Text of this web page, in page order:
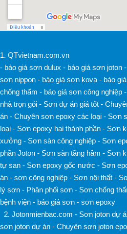
1. QTvietnam.com.vn
- báo giá sơn dulux - báo giá sơn joton -
sơn nippon - báo giá sơn kova - báo
chống thấm - báo giá sơn công nghiệp -
nhà trọn gói - Sơn dự án giá tốt -
án - Chuyên sơn epoxy các loại - Sơn
loại - Sơn epoxy hai thành phần - Sơn
xưởng - Sơn sàn công nghiệp - Sơn
phần Joton - Sơn sàn tầng hầm - Sơn
tự san - Sơn epoxy gốc nước - Sơn
án - sơn công nghiệp - Sơn nội thất -
lý sơn - Phân phối sơn - Sơn chống
bệnh viện - báo giá sơn - sơn epoxy
2. Jotonmienbac.com - Sơn joton dự
sơn joton dự án - Chuyên sơn joton